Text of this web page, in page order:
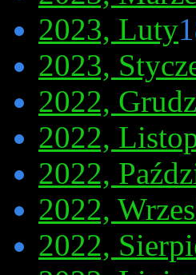
2023, Luty
2023,
2022,
2022,
2022,
2022,
2022,